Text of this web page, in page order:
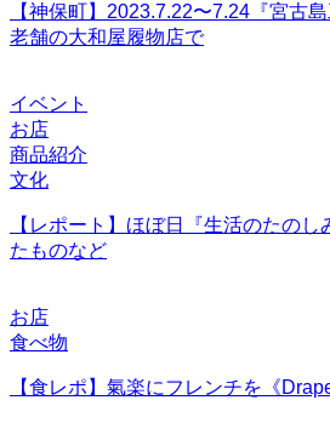
【神保町】2023.7.22〜7.24『宮古
老舗の大和屋履物店で
イベント
お店
商品紹介
文化
【レポート】ほぼ日『生活のたの
たものなど
お店
食べ物
【食レポ】氣楽にフレンチを《